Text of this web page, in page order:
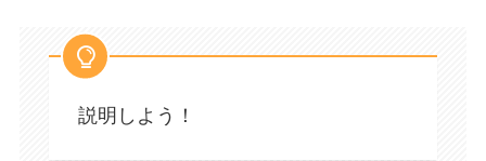
説明しよう！